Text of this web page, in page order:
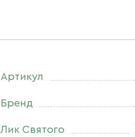
Артикул
Бренд
Лик Святого